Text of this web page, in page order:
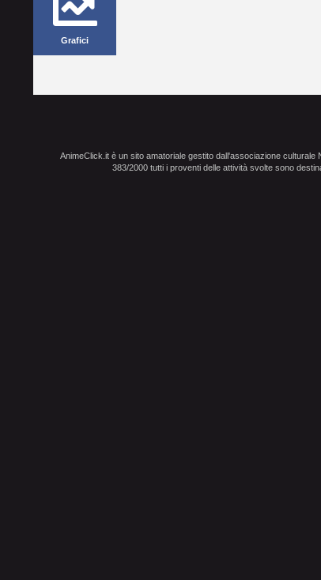
Grafici
AnimeClick.it è un sito amatoriale gestito dall'associazione culturale
383/2000 tutti i proventi delle attività svolte sono